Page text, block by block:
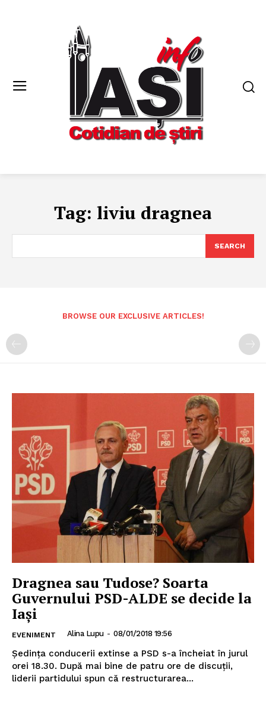
Tag: liviu dragnea
SEARCH
BROWSE OUR EXCLUSIVE ARTICLES!
Dragnea sau Tudose? Soarta
Guvernului PSD-ALDE se decide la
Iași
EVENIMENT Alina Lupu - 08/01/2018 19:56
Ședința conducerii extinse a PSD s-a încheiat în jurul
orei 18.30. După mai bine de patru ore de discuții,
liderii partidului spun că restructurarea...